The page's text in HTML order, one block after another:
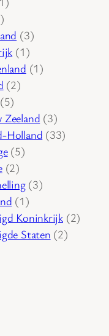
33
producten
11
product
11
22
55
producten
Zeeland 33
producten
Holland 3333
55
22
producten
33
11
product
Koninkrijk 22
Staten 22